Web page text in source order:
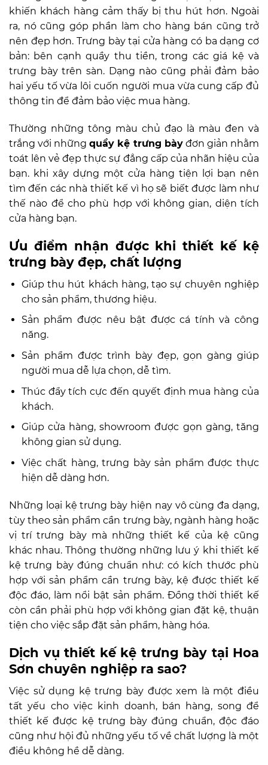
khiến khách hàng cảm thấy bị thu hút hơn. Ngoài
ra, nó cũng góp phần làm cho hàng bán cũng trở
nên đẹp hơn. Trưng bày tại cửa hàng có ba dạng cơ
bản: bên cạnh quầy thu tiền, trong các giá kệ và
trưng bày trên sàn. Dạng nào cũng phải đảm bảo
hai yếu tố vừa lôi cuốn người mua vừa cung cấp đủ
thông tin để đảm bảo việc mua hàng.
Thường những tông màu chủ đạo là màu đen và
trắng với nhữngquầy kệ trưng bàyđơn giản nhằm
toát lên vẻ đẹp thực sự đẳng cấp của nhãn hiệu của
bạn. khi xây dựng một cửa hàng tiện lợi bạn nên
tìm đến các nhà thiết kế vì họ sẽ biết được làm như
thế nào để cho phù hợp với không gian, diện tích
cửa hàng bạn.
Ưu điểm nhận được khi thiết kế kệ
trưng bày đẹp, chất lượng
Giúp thu hút khách hàng, tạo sự chuyên nghiệp
cho sản phẩm, thương hiệu.
Sản phẩm được nêu bật được cá tính và công
năng.
Sản phẩm được trình bày đẹp, gọn gàng giúp
người mua dễ lựa chọn, dễ tìm.
Thúc đẩy tích cực đến quyết định mua hàng của
khách.
Giúp cửa hàng, showroom được gọn gàng, tăng
không gian sử dụng.
Việc chất hàng, trưng bày sản phẩm được thực
hiện dễ dàng hơn.
Những loại kệ trưng bày hiện nay vô cùng đa dạng,
tùy theo sản phẩm cần trưng bày, ngành hàng hoặc
vị trí trưng bày mà những thiết kế của kệ cũng
khác nhau. Thông thường những lưu ý khi thiết kế
kệ trưng bày đúng chuẩn như: có kích thước phù
hợp với sản phẩm cần trưng bày, kệ được thiết kế
độc đáo, làm nổi bật sản phẩm. Đồng thời thiết kế
còn cần phải phù hợp với không gian đặt kệ, thuận
tiện cho việc sắp đặt sản phẩm, hàng hóa.
Dịch vụ thiết kế kệ trưng bày tại Hoa
Sơn chuyên nghiệp ra sao?
Việc sử dụng kệ trưng bày được xem là một điều
tất yếu cho việc kinh doanh, bán hàng, song để
thiết kế được kệ trưng bày đúng chuẩn, độc đáo
cũng như hội đủ những yếu tố về chất lượng là một
điều không hề dễ dàng.